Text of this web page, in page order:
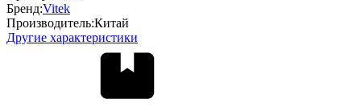
Бренд:Vitek
Производитель:Китай
Другие характеристики